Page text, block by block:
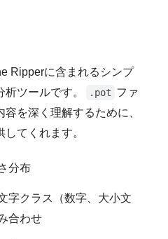
Ripperに含まれるシンプ
ツールです。
.pot ファ
を深く理解するために、
てくれます。
分布
字クラス（数字、大小文
合わせ